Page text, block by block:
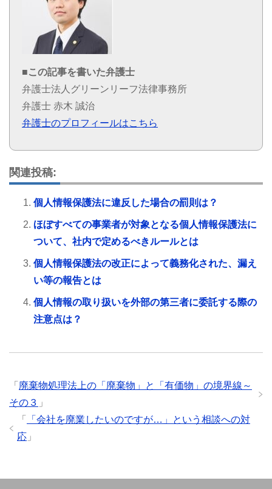
■この記事を書いた弁護士
弁護士法人グリーンリーフ法律事務所
弁護士 赤木 誠治
弁護士のプロフィールはこちら
関連投稿:
個人情報保護法に違反した場合の罰則は？
ほぼすべての事業者が対象となる個人情報保護法に
ついて、社内で定めるべきルールとは
個人情報保護法の改正によって義務化された、漏え
い等の報告とは
個人情報の取り扱いを外部の第三者に委託する際の
注意点は？
「 廃棄物処理法上の「廃棄物」と「有価物」の境界線～
その３ 」
「
「会社を廃業したいのですが…」という相談への対
応 」